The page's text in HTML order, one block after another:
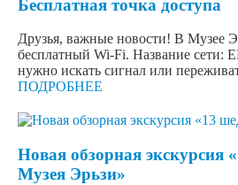
Бесплатная точка доступа
Друзья, важные новости! В Музее
бесплатный Wi-Fi. Название сети:
нужно искать сигнал или
ПОДРОБНЕЕ
Новая обзорная экскурсия
Музея Эрьзи»